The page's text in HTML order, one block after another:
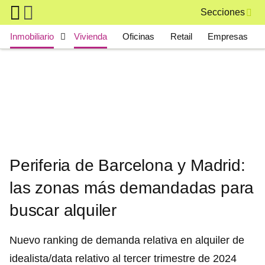
Skip to main content
Secciones
Main navigation
Inmobiliario Vivienda Oficinas Retail Empresas
Periferia de Barcelona y Madrid:
las zonas más demandadas para
buscar alquiler
Nuevo ranking de demanda relativa en alquiler de
idealista/data relativo al tercer trimestre de 2024